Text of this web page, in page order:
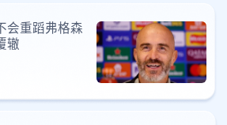
会重蹈弗格森
辙